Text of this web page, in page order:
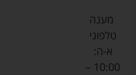
מענה
טלפוני
א-ה:
10:00 –